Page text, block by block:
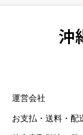
沖
運営会社
お支払・送料・配